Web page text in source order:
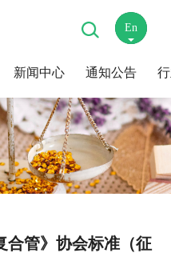
新闻中心 通知公告
En
中
合管》协会标准（征